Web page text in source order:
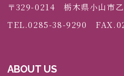
〒329-0214 栃木県小山市
TEL.0285-38-9290
ABOUT US